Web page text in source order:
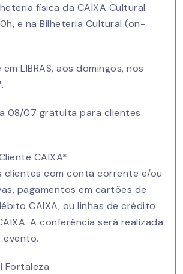
física da CAIXA Cultural
e na Bilheteria Cultural (on-
LIBRAS, aos domingos, nos
08/07 gratuita para clientes
CAIXA*
clientes com conta corrente e/ou
pagamentos em cartões de
CAIXA, ou linhas de crédito
A conferência será realizada
evento.
Fortaleza